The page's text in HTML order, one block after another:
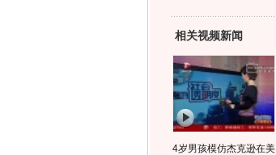
相关视频新闻
4岁男孩模仿杰克逊在美